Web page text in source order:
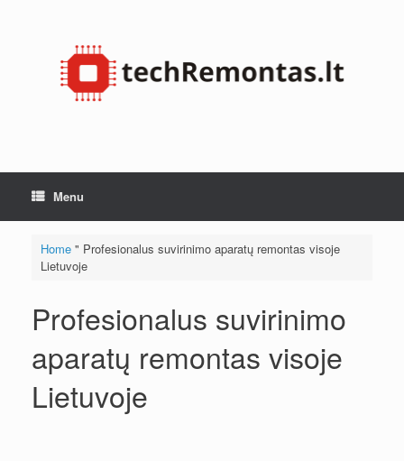
Menu
Home" Profesionalus suvirinimo aparatų remontas visoje
Lietuvoje
Profesionalus suvirinimo
aparatų remontas visoje
Lietuvoje